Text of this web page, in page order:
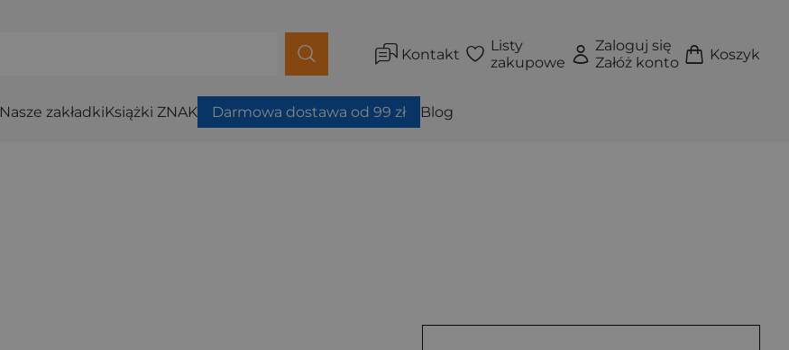
Kontakt
Listy
zakupowe
Zaloguj się
Załóż konto
Koszyk
Nasze zakładkiKsiążki ZNAK Darmowa dostawa od 99 zł Blog